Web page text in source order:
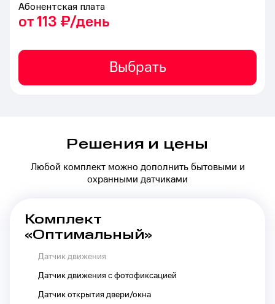
Абонентская плата
от 113 ₽/день
Выбрать
Решения и цены
Любой комплект можно дополнить бытовыми и
охранными датчиками
Комплект
«Оптимальный»
Датчик движения
Датчик движения с фотофиксацией
Датчик открытия двери/окна